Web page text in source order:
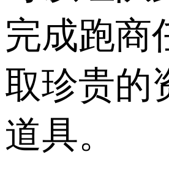
完成跑商
取珍贵的
道具。